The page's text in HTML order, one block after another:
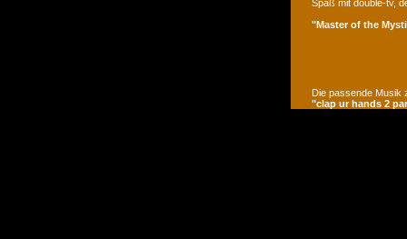
Spaß mit double-tv,
"Master of the
Die passende Musik
"clap ur hands 2